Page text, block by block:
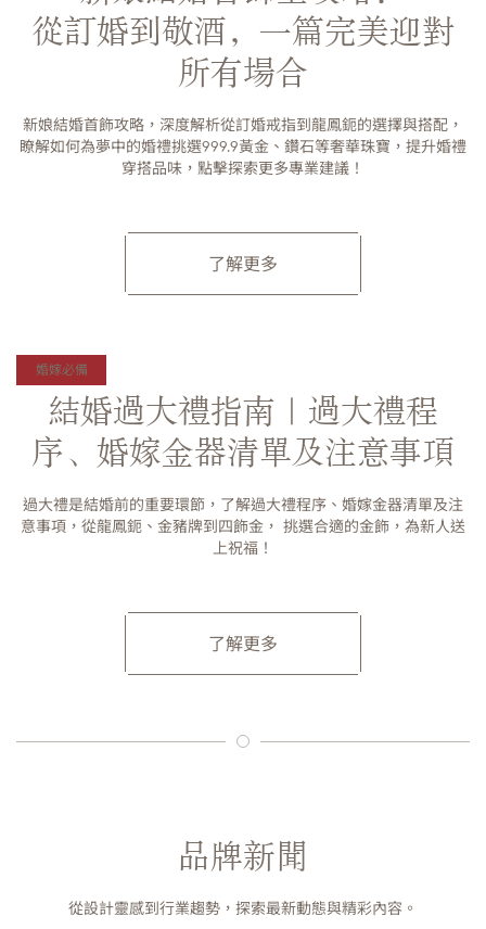
從訂婚到敬酒，一篇完美迎對
所有場合
新娘結婚首飾攻略，深度解析從訂婚戒指到龍鳳鈪的選擇與搭配，
瞭解如何為夢中的婚禮挑選999.9黃金、鑽石等奢華珠寶，提升婚禮
穿搭品味，點擊探索更多專業建議！
了解更多
結婚過大禮指南｜過大禮程
序、婚嫁金器清單及注意事項
過大禮是結婚前的重要環節，了解過大禮程序、婚嫁金器清單及注
意事項，從龍鳳鈪、金豬牌到四飾金， 挑選合適的金飾，為新人送
上祝福！
了解更多
婚嫁必備
品牌新聞
從設計靈感到行業趨勢，探索最新動態與精彩內容。